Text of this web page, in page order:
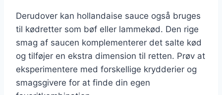
Derudover kan hollandaise sauce også bruges
til kødretter som bøf eller lammekød. Den rige
smag af saucen komplementerer det salte kød
og tilføjer en ekstra dimension til retten. Prøv at
eksperimentere med forskellige krydderier og
smagsgivere for at finde din egen